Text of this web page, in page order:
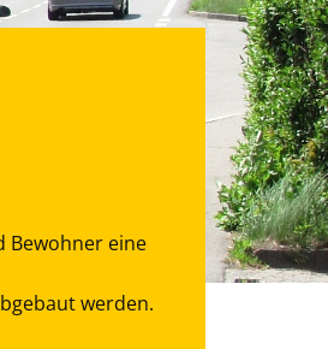
Bewohner eine
werden.